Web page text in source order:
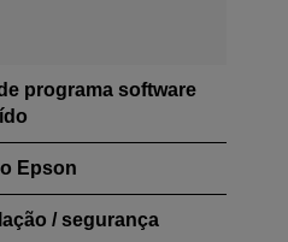
programa software
Epson
/ segurança